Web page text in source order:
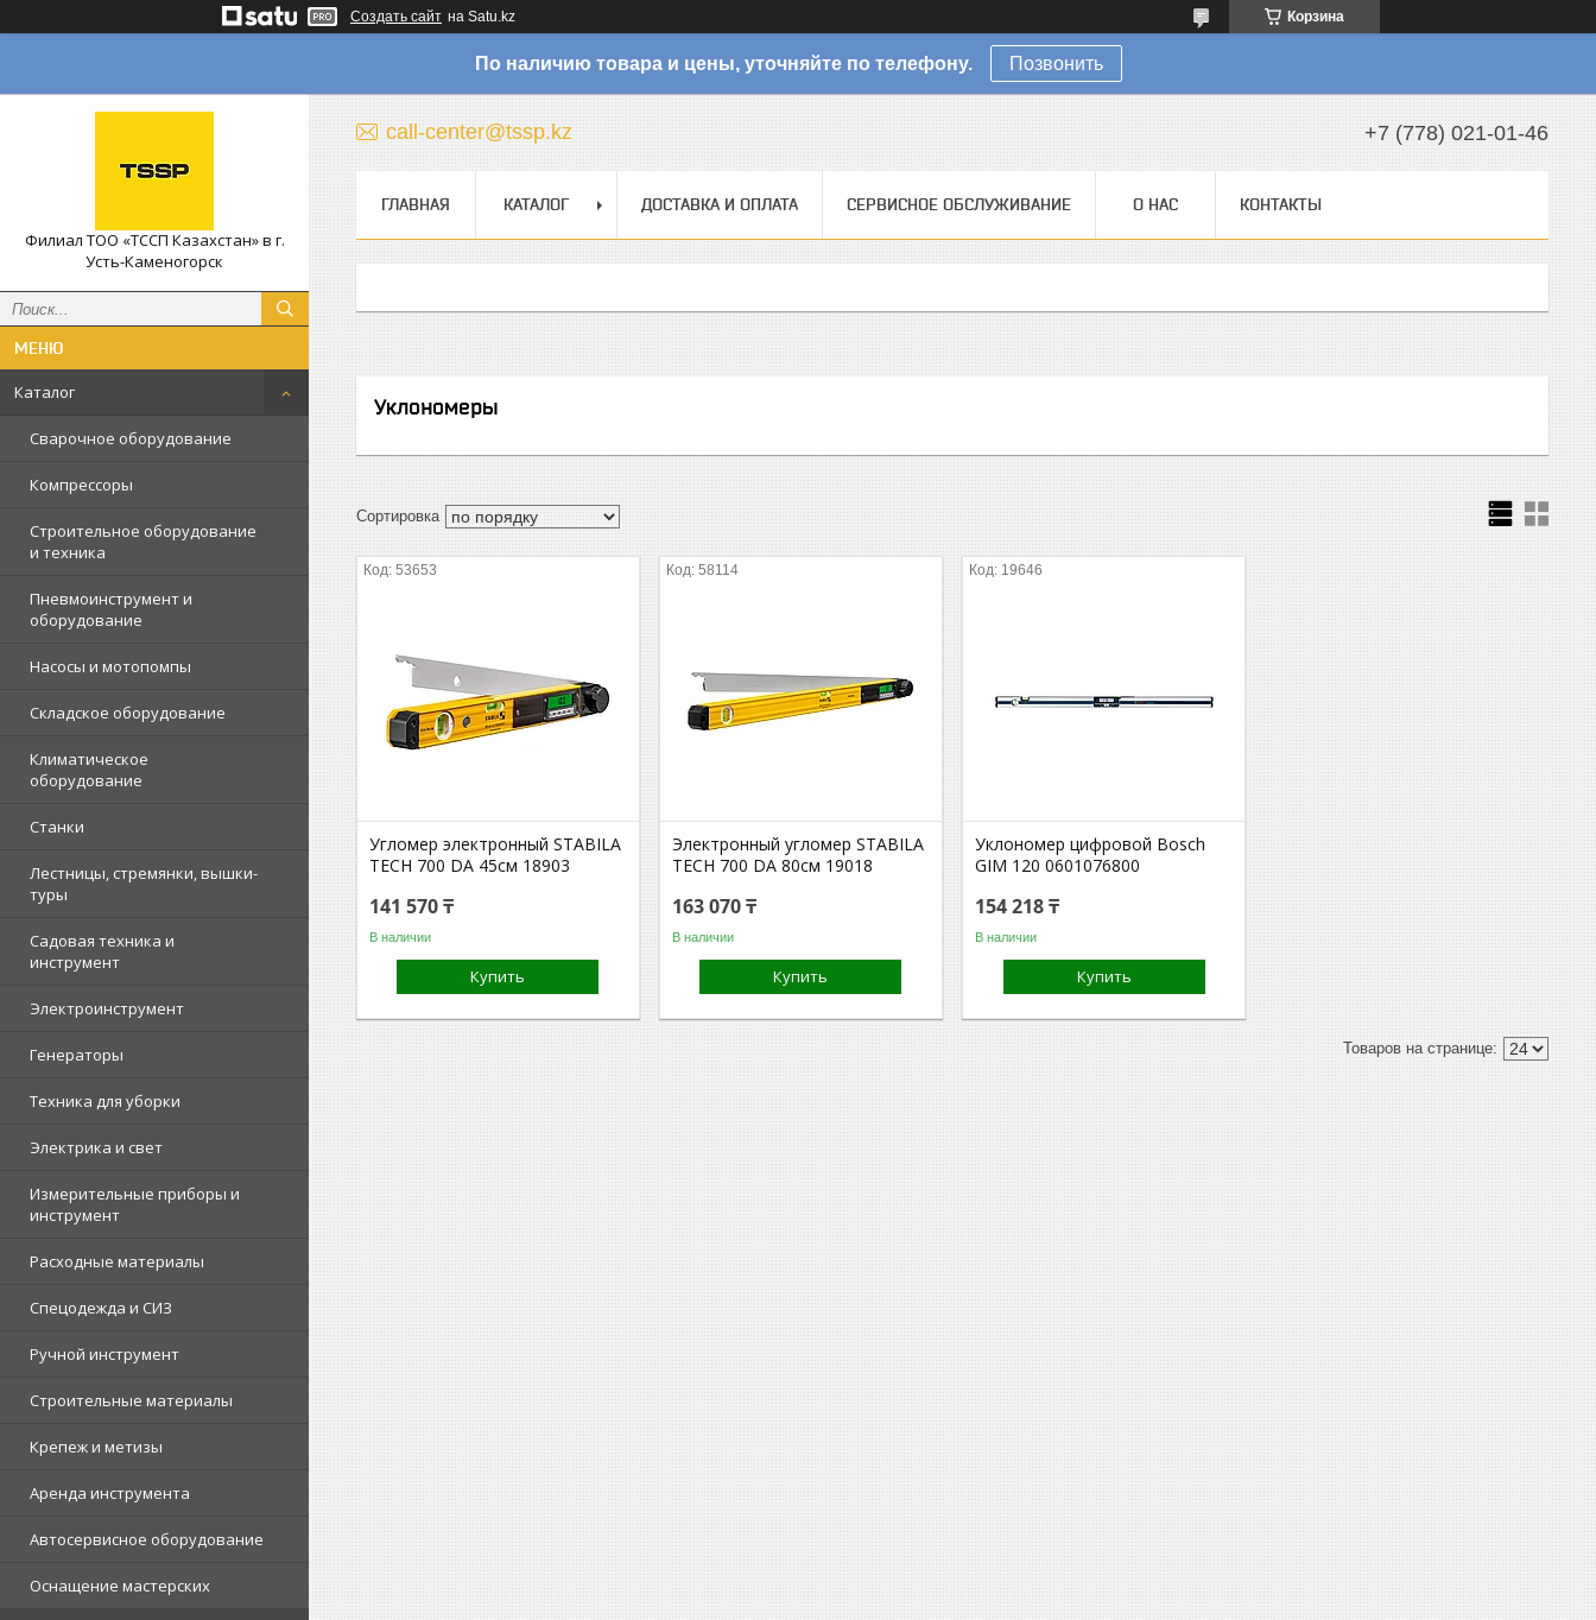
Создать сайт на Satu.kz Корзина
По наличию товара и цены, уточняйте по телефону. Позвонить
Филиал ТОО «ТССП Казахстан» в г.
Усть-Каменогорск
Каталог
Сварочное оборудование
Компрессоры
Строительное оборудование
и техника
Пневмоинструмент и
оборудование
Насосы и мотопомпы
Складское оборудование
Климатическое
оборудование
Станки
Лестницы, стремянки, вышки-
туры
Садовая техника и
инструмент
Электроинструмент
Генераторы
Техника для уборки
Электрика и свет
Измерительные приборы и
инструмент
Расходные материалы
Спецодежда и СИЗ
Ручной инструмент
Строительные материалы
Крепеж и метизы
Аренда инструмента
Автосервисное оборудование
Оснащение мастерских
call-center@tssp.kz +7 (778) 021-01-46
ГЛАВНАЯ КАТАЛОГ ДОСТАВКА И ОПЛАТА СЕРВИСНОЕ ОБСЛУЖИВАНИЕ О НАС КОНТАКТЫ
Уклономеры
53653
Угломер электронный STABILA
TECH 700 DA 45см 18903
141 570 ₸
В наличии
Купить
58114
Электронный угломер STABILA
TECH 700 DA 80см 19018
163 070 ₸
В наличии
Купить
19646
Уклономер цифровой Bosch
GIM 120 0601076800
154 218 ₸
В наличии
Купить